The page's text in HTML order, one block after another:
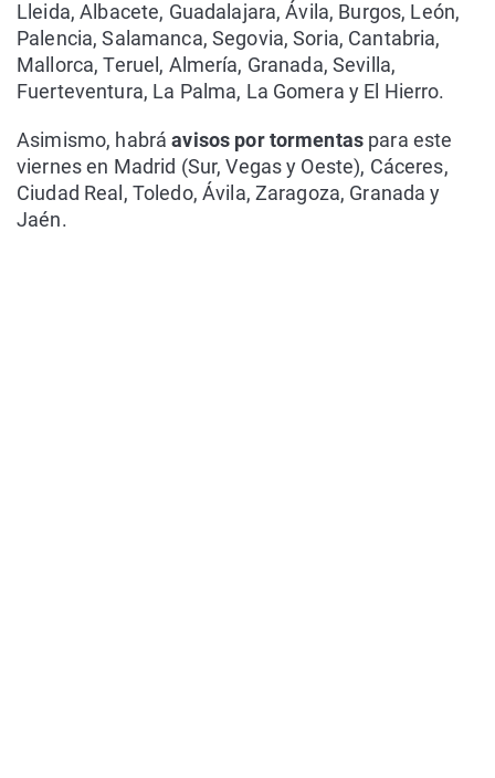
Lleida, Albacete, Guadalajara, Ávila, Burgos, León,
Palencia, Salamanca, Segovia, Soria, Cantabria,
Mallorca, Teruel, Almería, Granada, Sevilla,
Fuerteventura, La Palma, La Gomera y El Hierro.
Asimismo, habráavisos por tormentas para este
viernes en Madrid (Sur, Vegas y Oeste), Cáceres,
Ciudad Real, Toledo, Ávila, Zaragoza, Granada y
Jaén.